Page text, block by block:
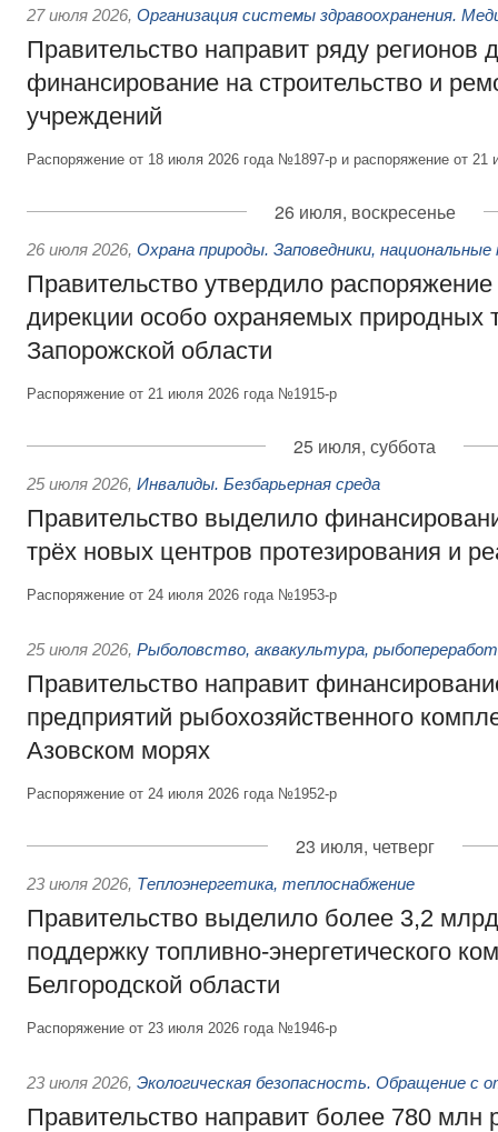
27 июля 2026, Организация системы здравоохранения.
Правительство направит ряду регионов
финансирование на строительство и
учреждений
Распоряжение от 18 июля 2026 года №1897-р и распоряжение от
26 июля, воскресенье
26 июля 2026, Охрана природы. Заповедники, национальные
Правительство утвердило
дирекции особо охраняемых природных
Запорожской области
Распоряжение от 21 июля 2026 года №1915-р
25 июля, суббота
25 июля 2026, Инвалиды. Безбарьерная среда
Правительство выделило
трёх новых центров протезирования и
Распоряжение от 24 июля 2026 года №1953-р
25 июля 2026, Рыболовство, аквакультура,
Правительство направит
предприятий рыбохозяйственного
Азовском морях
Распоряжение от 24 июля 2026 года №1952-р
23 июля, четверг
23 июля 2026, Теплоэнергетика, теплоснабжение
Правительство выделило более 3,2
поддержку топливно-энергетического
Белгородской области
Распоряжение от 23 июля 2026 года №1946-р
23 июля 2026, Экологическая безопасность. Обращение с
Правительство направит более 780 млн